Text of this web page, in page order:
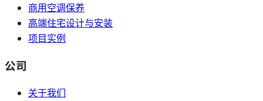
商用空调保养
高端住宅设计与安装
项目实例
公司
关于我们